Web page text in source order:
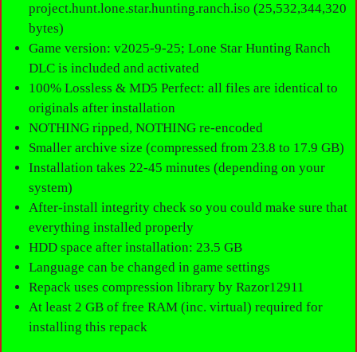
project.hunt.lone.star.hunting.ranch.iso (25,532,344,320
bytes)
Game version: v2025-9-25; Lone Star Hunting Ranch
DLC is included and activated
100% Lossless & MD5 Perfect: all files are identical to
originals after installation
NOTHING ripped, NOTHING re-encoded
Smaller archive size (compressed from 23.8 to 17.9 GB)
Installation takes 22-45 minutes (depending on your
system)
After-install integrity check so you could make sure that
everything installed properly
HDD space after installation: 23.5 GB
Language can be changed in game settings
Repack uses compression library by Razor12911
At least 2 GB of free RAM (inc. virtual) required for
installing this repack